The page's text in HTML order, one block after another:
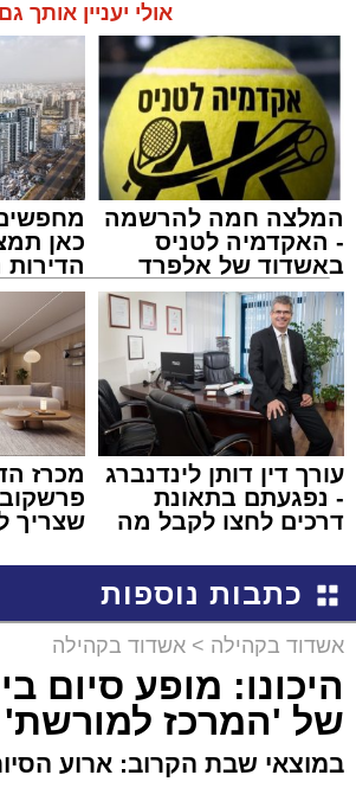
אולי יעניין אותך גם
המלצה חמה להרשמה
- האקדמיה לטניס
באשדוד של אלפרד
קריאולנסקי - לילדים
כאן
עורך דין דותן לינדנברג
- נפגעתם בתאונת
דרכים לחצו לקבל מה
מכרז
שצריך
באשדוד
כתבות נוספות
אשדוד בקהילה > אשדוד בקהילה
היכונו: מופע סיום
של 'המרכז למורשת'
במוצאי שבת הקרוב: ארוע